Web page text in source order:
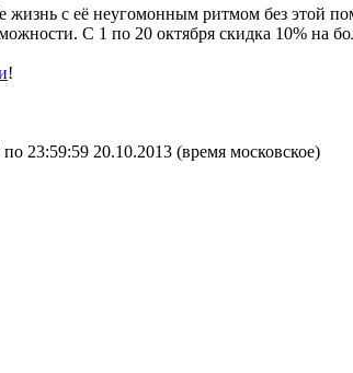
с её неугомонным ритмом без этой
С 1 по 20 октября скидка 10% на
!
23:59:59 20.10.2013 (время московское)